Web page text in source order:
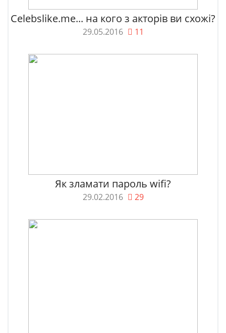
Celebslike.me... на кого з акторів ви схожі?
29.05.2016 11
Як зламати пароль wifi?
29.02.2016 29